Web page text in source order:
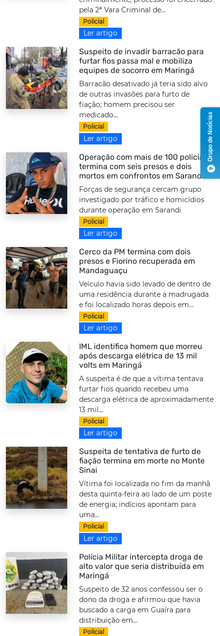
pela 2ª Vara Criminal de...
Policial
Ler artigo
Suspeito de invadir barracão para
furtar fios passa mal e mobiliza
equipes de socorro em Maringá
Barracão desativado já teria sido alvo
de outras invasões para furto de
fiação; homem precisou ser
medicado...
Policial
Ler artigo
Operação com mais de 100 policiais
termina com seis presos e dois
mortos em confrontos em Sarandi
Forças de segurança cercam grupo
investigado por tráfico e homicídios
durante operação em Sarandi
Policial
Ler artigo
Cerco da PM termina com dois
presos e Fiorino recuperada em
Mandaguaçu
Veículo havia sido levado de dentro de
uma residência durante a madrugada
e foi localizado horas depois em...
Policial
Ler artigo
IML identifica homem que morreu
após descarga elétrica de 13 mil
volts em Maringá
A suspeita é de que a vítima tentava
furtar fios quando recebeu uma
descarga elétrica de aproximadamente
13 mil...
Policial
Ler artigo
Suspeita de tentativa de furto de
fiação termina em morte no Monte
Sinai
Vítima foi localizada no fim da manhã
desta quinta-feira ao lado de um poste
de energia; indícios apontam para
uma...
Policial
Ler artigo
Polícia Militar intercepta droga de
alto valor que seria distribuída em
Maringá
Suspeito de 32 anos confessou ser o
dono da droga e afirmou que havia
buscado a carga em Guaíra para
distribuição em...
Policial
Grupo de Notícias